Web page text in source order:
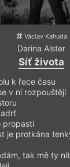
Václav Kahuda
Darina Alster
Síť života
k řece času
v ní rozpouštějí
propasti
je protkána
tak mě ty